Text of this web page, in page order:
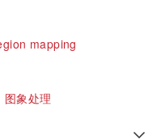
mapping
图象处理